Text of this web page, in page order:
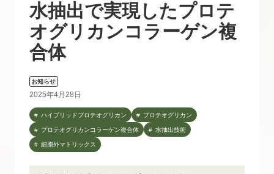
水抽出で実現したプロテ
オグリカンコラーゲン複
合体
お知らせ
2025年4月28日
ハイブリッドプロテオグリカン プロテオグリカン
プロテオグリカンコラーゲン複合体 水抽出技術
細胞外マトリックス